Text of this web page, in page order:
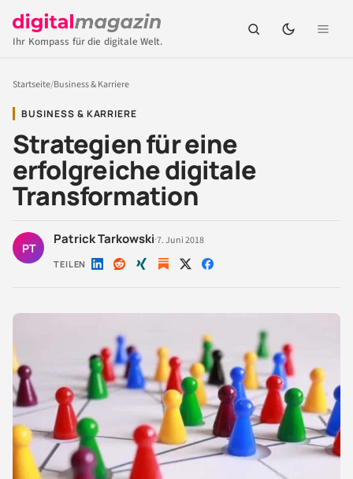
Ihr Kompass für die digitale Welt.
Startseite/Business & Karriere
BUSINESS & KARRIERE
Strategien für eine
erfolgreiche digitale
Transformation
PT
Patrick Tarkowski·7. Juni 2018
TEILEN Auf Auf Auf Auf Auf